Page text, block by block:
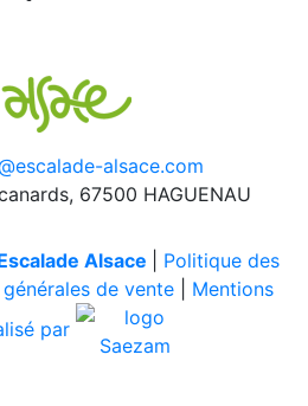
alsace.com
67500 HAGUENAU
Alsace
Politique des
de vente| Mentions
par